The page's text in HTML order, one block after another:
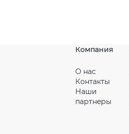
Компания
О нас
Контакты
Наши
партнeры